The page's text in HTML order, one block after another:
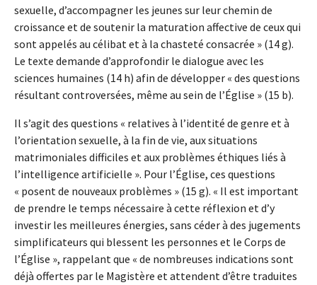
sexuelle, d’accompagner les jeunes sur leur chemin de
croissance et de soutenir la maturation affective de ceux qui
sont appelés au célibat et à la chasteté consacrée » (14 g).
Le texte demande d’approfondir le dialogue avec les
sciences humaines (14 h) afin de développer « des questions
résultant controversées, même au sein de l’Église » (15 b).
Il s’agit des questions « relatives à l’identité de genre et à
l’orientation sexuelle, à la fin de vie, aux situations
matrimoniales difficiles et aux problèmes éthiques liés à
l’intelligence artificielle ». Pour l’Église, ces questions
« posent de nouveaux problèmes » (15 g). « Il est important
de prendre le temps nécessaire à cette réflexion et d’y
investir les meilleures énergies, sans céder à des jugements
simplificateurs qui blessent les personnes et le Corps de
l’Église », rappelant que « de nombreuses indications sont
déjà offertes par le Magistère et attendent d’être traduites